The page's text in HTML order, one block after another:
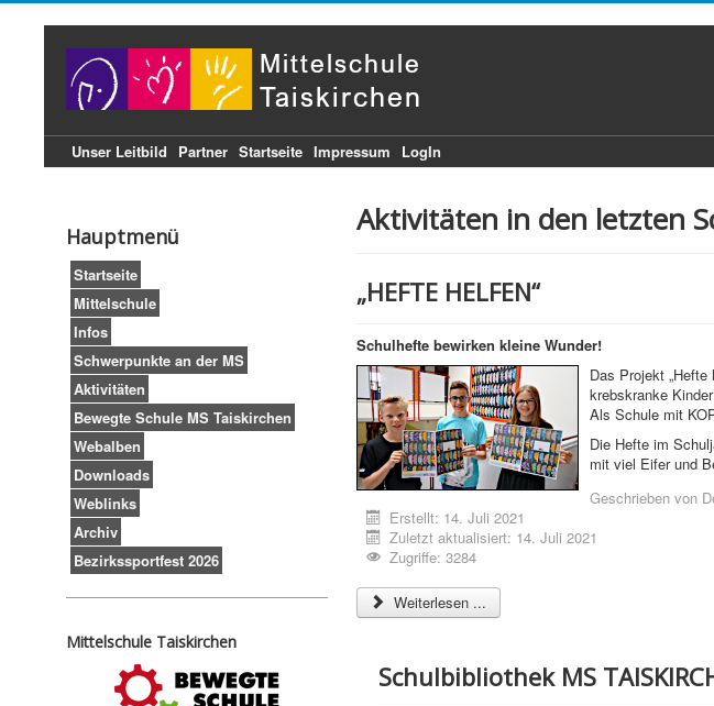
Unser Leitbild Partner Startseite Impressum LogIn
Hauptmenü
Startseite
Mittelschule
Infos
Schwerpunkte an der MS
Aktivitäten
Bewegte Schule MS Taiskirchen
Webalben
Downloads
Weblinks
Archiv
Bezirkssportfest 2026
Mittelschule Taiskirchen
Aktivitäten in den letzten
„HEFTE HELFEN“
Schulhefte bewirken kleine Wunder!
Das Projekt
krebskranke
Als Schule mit
Die Hefte im
mit viel Eifer und
Geschrieben von
Erstellt: 14. Juli 2021
Zuletzt aktualisiert: 14. Juli 2021
Zugriffe: 3284
Weiterlesen ...
Schulbibliothek MS